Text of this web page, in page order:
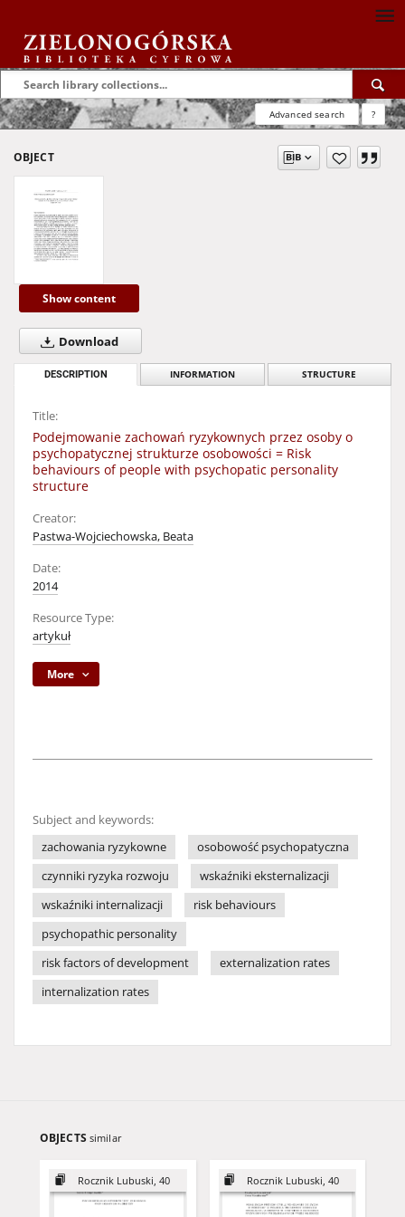
Advanced search ?
OBJECT
Show content
Download
DESCRIPTION INFORMATION STRUCTURE
Title:
Podejmowanie zachowań ryzykownych przez osoby o
psychopatycznej strukturze osobowości = Risk
behaviours of people with psychopatic personality
structure
Creator:
Pastwa-Wojciechowska, Beata
Date:
2014
Resource Type:
artykuł
More
Subject and keywords:
zachowania ryzykowne
osobowość psychopatyczna
czynniki ryzyka rozwoju
wskaźniki eksternalizacji
wskaźniki internalizacji
risk behaviours
psychopathic personality
risk factors of development
externalization rates
internalization rates
OBJECTS similar
Rocznik Lubuski, 40 Rocznik Lubuski, 40